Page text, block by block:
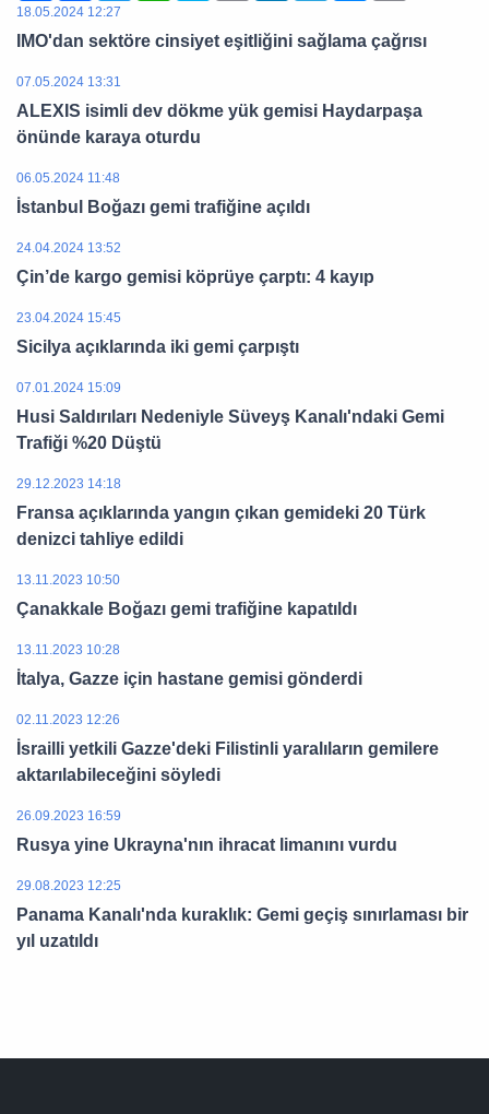
18.05.2024 12:27
IMO'dan sektöre cinsiyet eşitliğini sağlama çağrısı
07.05.2024 13:31
ALEXIS isimli dev dökme yük gemisi Haydarpaşa
önünde karaya oturdu
06.05.2024 11:48
İstanbul Boğazı gemi trafiğine açıldı
24.04.2024 13:52
Çin’de kargo gemisi köprüye çarptı: 4 kayıp
23.04.2024 15:45
Sicilya açıklarında iki gemi çarpıştı
07.01.2024 15:09
Husi Saldırıları Nedeniyle Süveyş Kanalı'ndaki Gemi
Trafiği %20 Düştü
29.12.2023 14:18
Fransa açıklarında yangın çıkan gemideki 20 Türk
denizci tahliye edildi
13.11.2023 10:50
Çanakkale Boğazı gemi trafiğine kapatıldı
13.11.2023 10:28
İtalya, Gazze için hastane gemisi gönderdi
02.11.2023 12:26
İsrailli yetkili Gazze'deki Filistinli yaralıların gemilere
aktarılabileceğini söyledi
26.09.2023 16:59
Rusya yine Ukrayna'nın ihracat limanını vurdu
29.08.2023 12:25
Panama Kanalı'nda kuraklık: Gemi geçiş sınırlaması bir
yıl uzatıldı